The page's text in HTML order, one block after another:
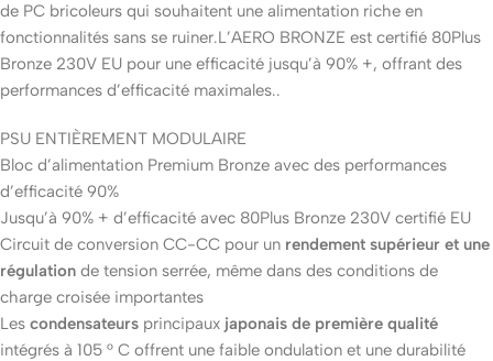
de PC bricoleurs qui souhaitent une alimentation riche en
fonctionnalités sans se ruiner.L’AERO BRONZE est certifié 80Plus
Bronze 230V EU pour une efficacité jusqu’à 90% +, offrant des
performances d’efficacité maximales..
PSU ENTIÈREMENT MODULAIRE
Bloc d’alimentation Premium Bronze avec des performances
d’efficacité 90%
Jusqu’à 90% + d’efficacité avec 80Plus Bronze 230V certifié EU
Circuit de conversion CC-CC pour un rendement supérieur et une
régulation de tension serrée, même dans des conditions de
charge croisée importantes
Les condensateurs principaux japonais de première qualité
intégrés à 105 ° C offrent une faible ondulation et une durabilité